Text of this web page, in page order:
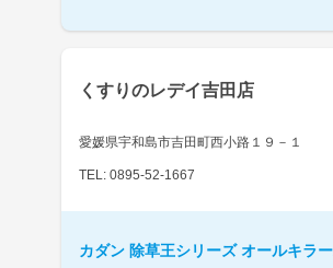
くすりのレデイ吉田店
愛媛県宇和島市吉田町西小路１９－１
TEL: 0895-52-1667
カダン 除草王シリーズ オールキラ